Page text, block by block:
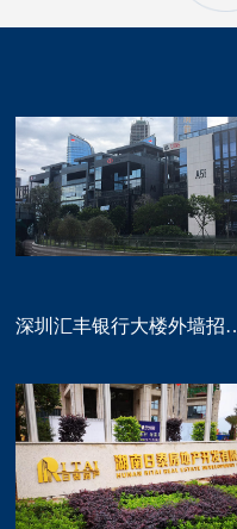
深圳汇丰银行大楼